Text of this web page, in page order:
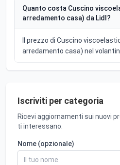
Quanto costa Cuscino
arredamento casa) da Lidl?
Il prezzo di Cuscino
arredamento casa) nel
Iscriviti per categoria
Ricevi aggiornamenti sui nuovi
ti interessano.
Nome (opzionale)